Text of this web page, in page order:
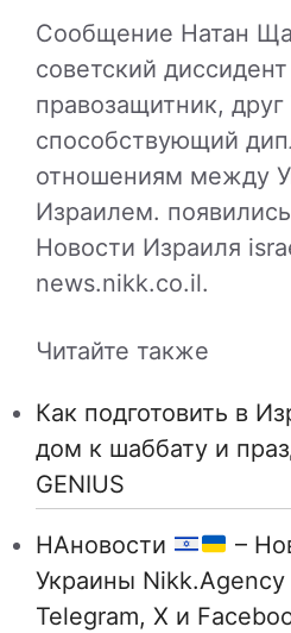
Сообщение Натан
советский
правозащитник,
способствующий
отношениям между
Израилем.
Новости Израиля
news.nikk.co.il.
Читайте также
Как подготовить в
дом к шаббату и
GENIUS
НАновости
–
Украины Nikk.Agency
Telegram, X и